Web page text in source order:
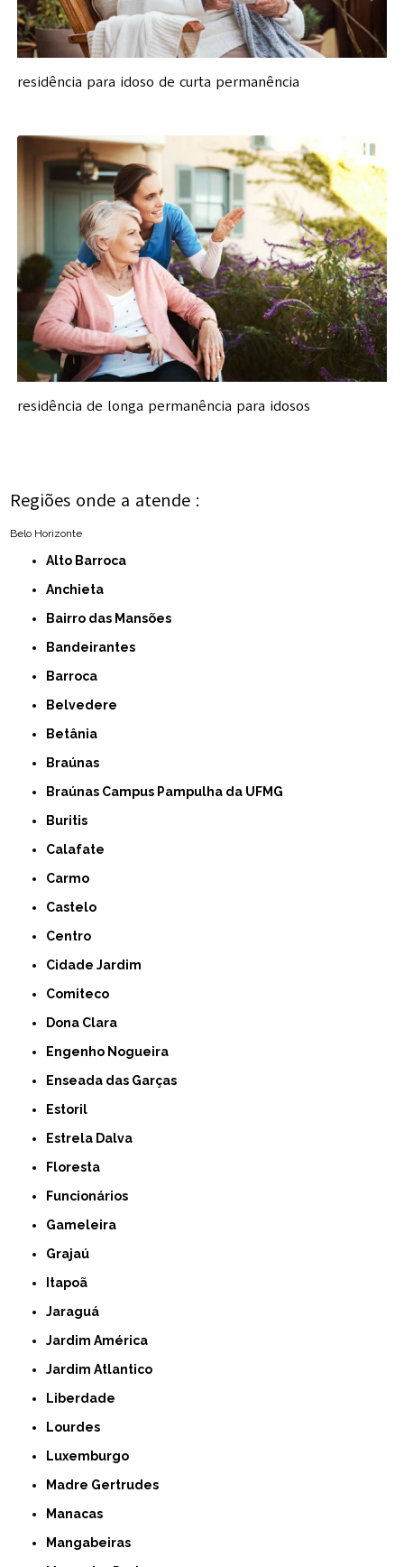
residência para idoso de curta permanência
residência de longa permanência para idosos
Regiões onde a atende :
Belo Horizonte
Alto Barroca
Anchieta
Bairro das Mansões
Bandeirantes
Barroca
Belvedere
Betânia
Braúnas
Braúnas Campus Pampulha da UFMG
Buritis
Calafate
Carmo
Castelo
Centro
Cidade Jardim
Comiteco
Dona Clara
Engenho Nogueira
Enseada das Garças
Estoril
Estrela Dalva
Floresta
Funcionários
Gameleira
Grajaú
Itapoã
Jaraguá
Jardim América
Jardim Atlantico
Liberdade
Lourdes
Luxemburgo
Madre Gertrudes
Manacas
Mangabeiras